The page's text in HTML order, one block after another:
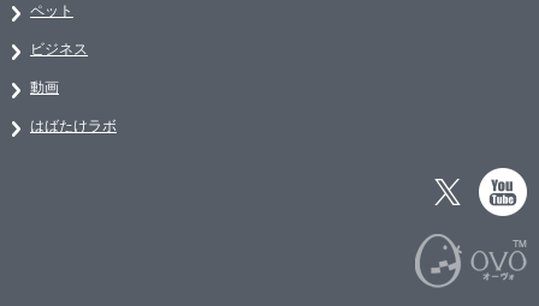
ペット
ビジネス
動画
はばたけラボ